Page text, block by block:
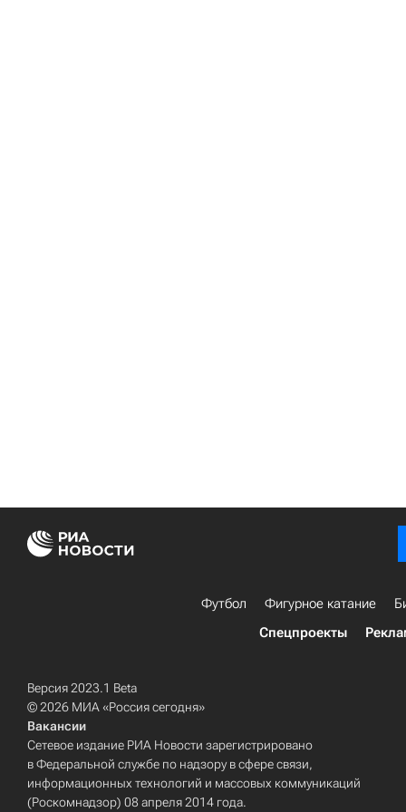
Футбол Фигурное катание
Спецпроекты
Версия 2023.1 Beta
© 2026 МИА «Россия сегодня»
Вакансии
Сетевое издание РИА Новости зарегистрировано
в Федеральной службе по надзору в сфере связи,
информационных технологий и массовых коммуникаций
(Роскомнадзор) 08 апреля 2014 года.